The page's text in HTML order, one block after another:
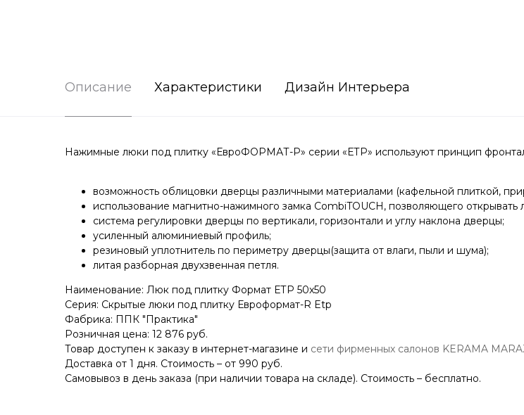
Описание Характеристики Дизайн Интерьера
Нажимные люки под плитку «ЕвроФОРМАТ-Р» серии «ЕТР» используют принцип
возможность облицовки дверцы различными материалами (кафельной плиткой,
использование магнитно-нажимного замка CombiTOUCH, позволяющего
система регулировки дверцы по вертикали, горизонтали и углу наклона дверцы;
усиленный алюминиевый профиль;
резиновый уплотнитель по периметру дверцы(защита от влаги, пыли и шума);
литая разборная двухзвенная петля.
Наименование: Люк под плитку Формат ЕТР 50x50
Серия: Скрытые люки под плитку Евроформат-R Etp
Фабрика: ППК "Практика"
Розничная цена: 12 876 руб.
Товар доступен к заказу в интернет-магазине и сети фирменных салонов KERAMA
Доставка от 1 дня. Стоимость – от 990 руб.
Самовывоз в день заказа (при наличии товара на складе). Стоимость – бесплатно.